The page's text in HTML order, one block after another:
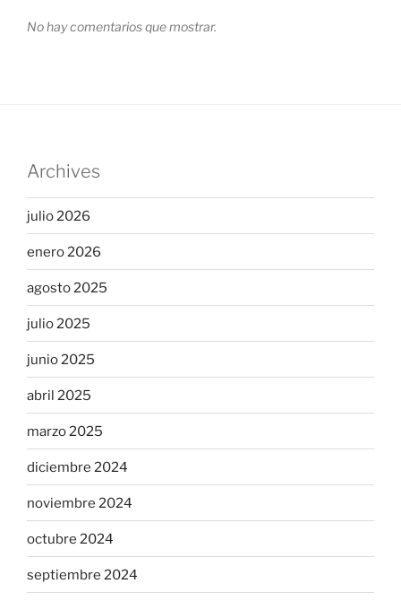
No hay comentarios que mostrar.
Archives
julio 2026
enero 2026
agosto 2025
julio 2025
junio 2025
abril 2025
marzo 2025
diciembre 2024
noviembre 2024
octubre 2024
septiembre 2024